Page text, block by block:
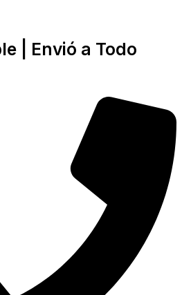
| Envió a Todo